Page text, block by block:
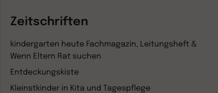
Zeitschriften
kindergarten heute Fachmagazin, Leitungsheft &
Wenn Eltern Rat suchen
Entdeckungskiste
Kleinstkinder in Kita und Tagespflege